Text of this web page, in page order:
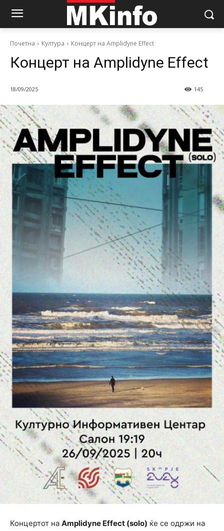
Почетна Култура Концерт на Amplidyne Effect
Концерт на Amplidyne Effect
18/09/2025 145
Концертот на Amplidyne Effect (solo) ќе се одржи на